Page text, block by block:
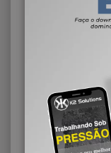
perda da
Ao enviar o
Ao enviar o
ou código da
o
você está se